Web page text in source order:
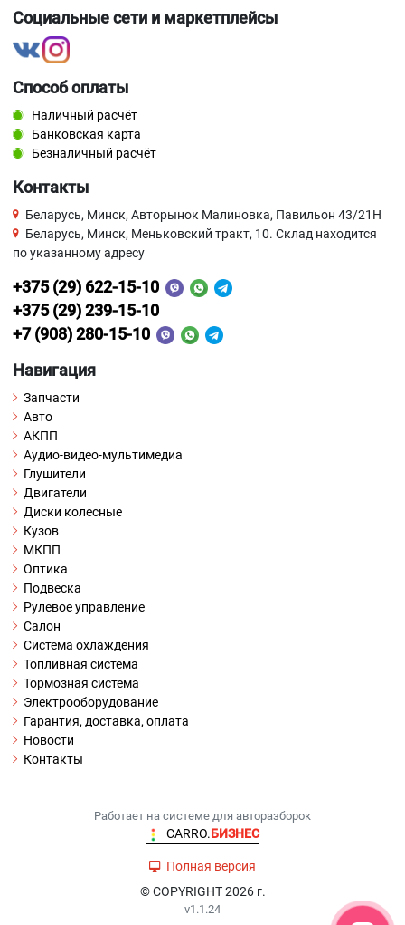
Социальные сети и маркетплейсы
Способ оплаты
Наличный расчёт
Банковская карта
Безналичный расчёт
Контакты
Беларусь, Минск, Авторынок Малиновка, Павильон 43/21Н
Беларусь, Минск, Меньковский тракт, 10. Склад находится
по указанному адресу
+375 (29) 622-15-10
+375 (29) 239-15-10
+7 (908) 280-15-10
Навигация
Запчасти
Авто
АКПП
Аудио-видео-мультимедиа
Глушители
Двигатели
Диски колесные
Кузов
МКПП
Оптика
Подвеска
Рулевое управление
Салон
Система охлаждения
Топливная система
Тормозная система
Электрооборудование
Гарантия, доставка, оплата
Новости
Контакты
Работает на системе для авторазборок
CARRO.БИЗНЕС
Полная версия
© COPYRIGHT 2026 г.
v1.1.24